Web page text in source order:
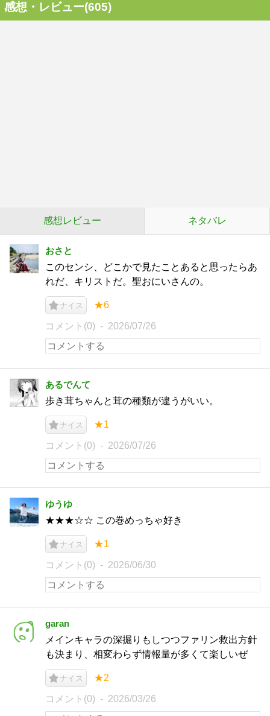
感想・レビュー(605)
感想レビュー ネタバレ
おさと
このセンシ、どこかで見たことあると思ったらあ
れだ、キリストだ。聖おにいさんの。
ナイス ★6
コメント(0) 2026/07/26
あるでんて
歩き茸ちゃんと茸の種類が違うがいい。
ナイス ★1
コメント(0) 2026/07/26
ゆうゆ
★★★☆☆ この巻めっちゃ好き
ナイス ★1
コメント(0) 2026/06/30
garan
メインキャラの深掘りもしつつファリン救出方針
も決まり、相変わらず情報量が多くて楽しいぜ
ナイス ★2
コメント(0) 2026/03/26